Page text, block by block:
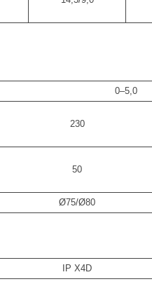
0–5,0
230
50
Ø75/Ø80
IP X4D